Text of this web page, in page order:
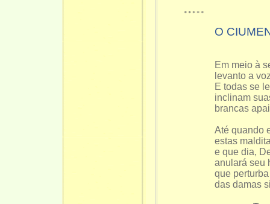
*****
O
Em meio à
levanto a
E todas se
inclinam
brancas
Até quando
estas
e que dia,
anulará seu
que
das damas